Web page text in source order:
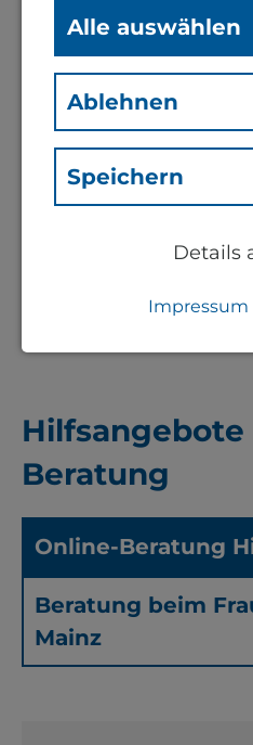
streng vertraulich.
Die
einem vertraulichen
geschützten Rahmen
Informationen und
es weitergeht.
Hilfsangebote
Beratung
Online-Beratung
Beratung beim
Mainz
Alle auswählen
Ablehnen
Speichern
Details
Funktionalität
notwendig).
EXTERNE
Benutzerdaten
Impressum